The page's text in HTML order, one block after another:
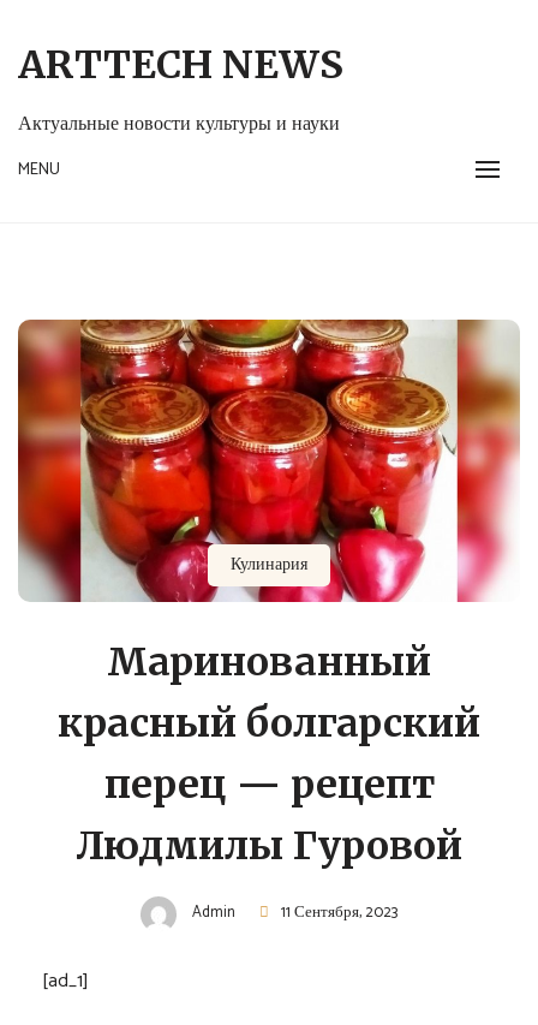
content
ARTTECH NEWS
Актуальные новости культуры и науки
MENU
Кулинария
Маринованный
красный болгарский
перец — рецепт
Людмилы Гуровой
Admin 11 Сентября, 2023
[ad_1]